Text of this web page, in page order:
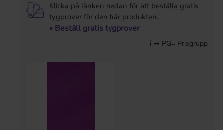
Klicka på länken nedan för att beställa gratis
tygprover för den här produkten.
» Beställ gratis tygprover
ℹ ➡ PG= Prisgrupp